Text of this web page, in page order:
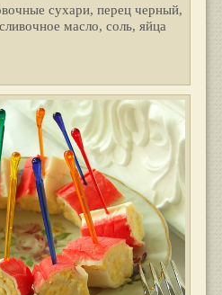
сухари, перец черный,
масло, соль, яйца